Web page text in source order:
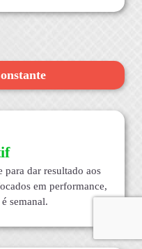
para dar resultado aos
em performance,
semanal.